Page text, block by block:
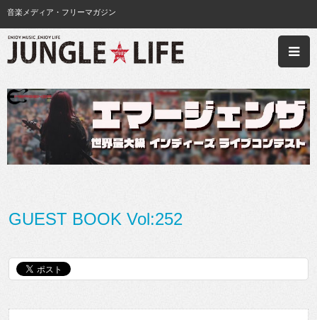
音楽メディア・フリーマガジン
GUEST BOOK Vol:252